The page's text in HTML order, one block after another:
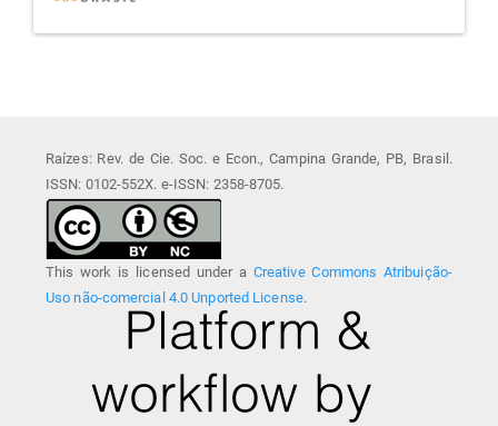
Raízes: Rev. de Cie. Soc. e Econ., Campina Grande, PB, Brasil.
ISSN: 0102-552X. e-ISSN: 2358-8705.
This work is licensed under a Creative Commons Atribuição-
Uso não-comercial 4.0 Unported License.